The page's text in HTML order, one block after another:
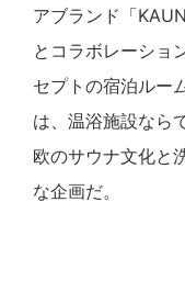
アブランド「
とコラボレーショ
セプトの宿泊ルー
は、温浴施設なら
欧のサウナ文化と
な企画だ。